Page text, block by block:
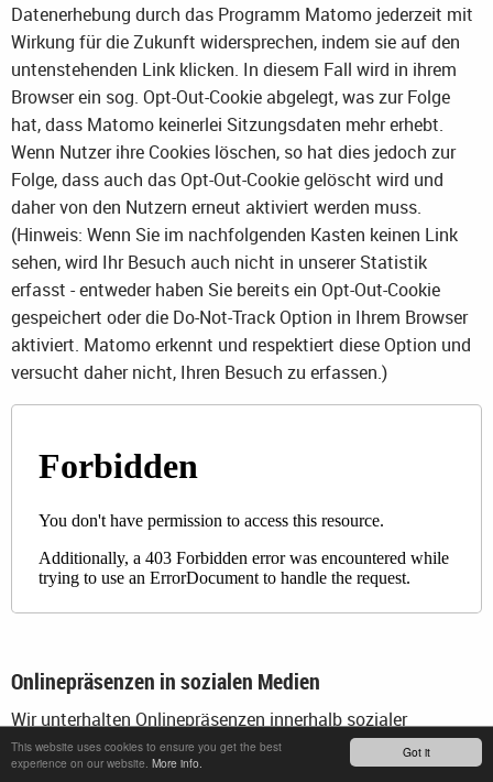
Got it
This website uses cookies to ensure you get the best
experience on our website. More info.
Datenerhebung durch das Programm Matomo jederzeit mit
Wirkung für die Zukunft widersprechen, indem sie auf den
untenstehenden Link klicken. In diesem Fall wird in ihrem
Browser ein sog. Opt-Out-Cookie abgelegt, was zur Folge
hat, dass Matomo keinerlei Sitzungsdaten mehr erhebt.
Wenn Nutzer ihre Cookies löschen, so hat dies jedoch zur
Folge, dass auch das Opt-Out-Cookie gelöscht wird und
daher von den Nutzern erneut aktiviert werden muss.
(Hinweis: Wenn Sie im nachfolgenden Kasten keinen Link
sehen, wird Ihr Besuch auch nicht in unserer Statistik
erfasst - entweder haben Sie bereits ein Opt-Out-Cookie
gespeichert oder die Do-Not-Track Option in Ihrem Browser
aktiviert. Matomo erkennt und respektiert diese Option und
versucht daher nicht, Ihren Besuch zu erfassen.)
Onlinepräsenzen in sozialen Medien
Wir unterhalten Onlinepräsenzen innerhalb sozialer
Netzwerke und Plattformen, um mit den dort aktiven
Kunden, Interessenten und Nutzern kommunizieren und sie